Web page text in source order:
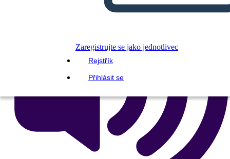
Zaregistrujte se jako jednotlivec
Rejstřík
Přihlásit se